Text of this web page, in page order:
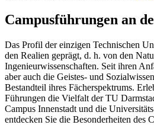
Campusführungen an
Das Profil der einzigen Technischen
den Realien geprägt, d. h. von den
Ingenieurwissenschaften. Seit ihren
aber auch die Geistes- und
Bestandteil ihres Fächerspektrums.
Führungen die Vielfalt der TU
Campus Innenstadt und die
entdecken Sie die Besonderheiten des